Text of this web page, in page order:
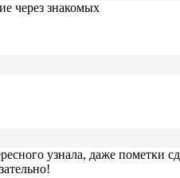
через знакомых
узнала, даже пометки